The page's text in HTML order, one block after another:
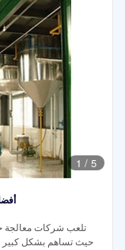
1 / 5
أفضل 10 شركات تصنيع جوز الهند
تلعب شركات معالجة
حيث تساهم بشكل كبير